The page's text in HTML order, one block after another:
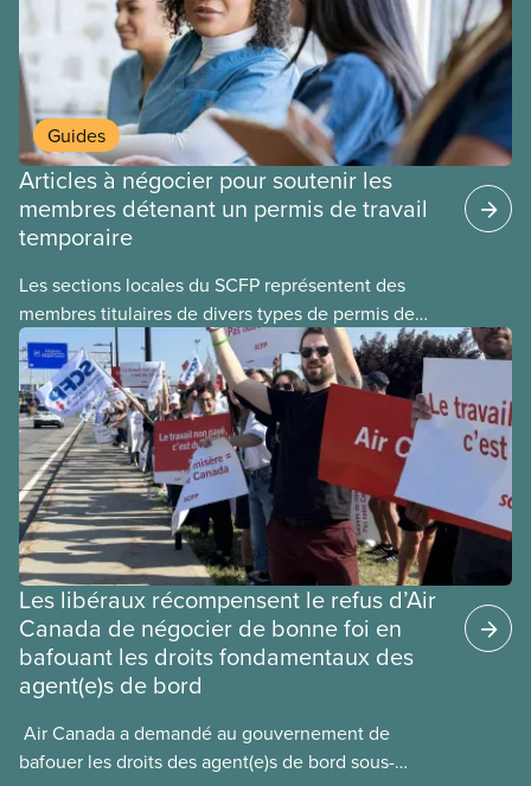
Guides
Articles à négocier pour soutenir les
membres détenant un permis de travail
temporaire
Les sections locales du SCFP représentent des
membres titulaires de divers types de permis de
travail temporaires, incluant les permis pour
travailleuses et travailleurs étrangers temporaires,
les permis d’études et les permis de
travail postdiplôme.
Les libéraux récompensent le refus d’Air
Canada de négocier de bonne foi en
bafouant les droits fondamentaux des
agent(e)s de bord
​ Air Canada a demandé au gouvernement de
bafouer les droits des agent(e)s de bord sous-